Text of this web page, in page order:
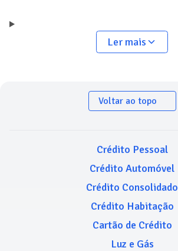
Ler mais
Voltar ao topo
Crédito Pessoal
Crédito Automóvel
Crédito Consolidado
Crédito Habitação
Cartão de Crédito
Luz e Gás